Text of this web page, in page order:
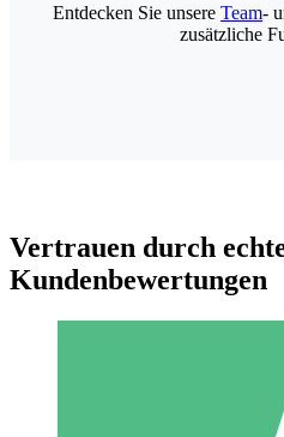
Entdecken Sie unsere Team-
zusätzliche
Vertrauen durch
Kundenbewertungen